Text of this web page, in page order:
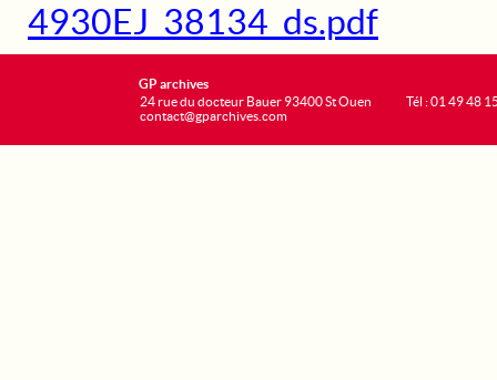
4930EJ_38134_ds.pdf
GP archives
24 rue du docteur Bauer 93400 St Ouen
contact@gparchives.com
Tél : 01 49 48